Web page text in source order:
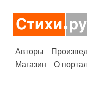
Авторы
Магазин
О